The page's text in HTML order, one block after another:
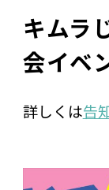
キムラ
会イベ
詳しくは告